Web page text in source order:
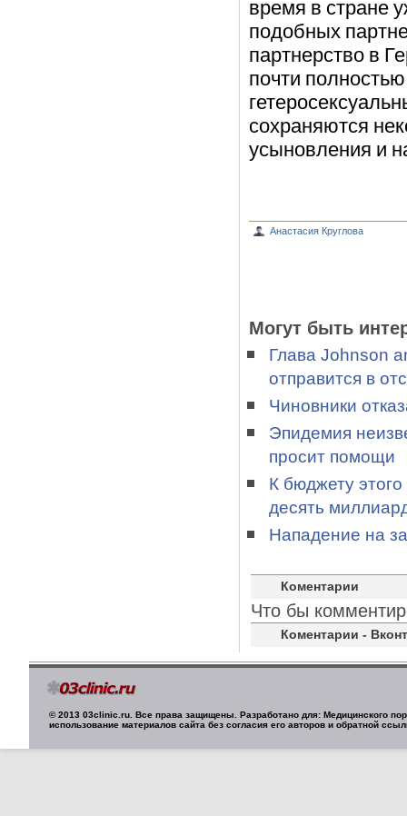
время в стране
подобных
партнерство в
почти
сохраняются
усыновления и
Анастасия Круглова
Могут быть
Глава Johnson
отправится в
Чиновники
Эпидемия
просит помощи
К бюджету
десять
Нападение на
Коментарии
Что бы
Коментарии -
© 2013 03clinic.ru. Все права защищены. Разработано для: Медицинского
использование материалов сайта без согласия его авторов и обратной